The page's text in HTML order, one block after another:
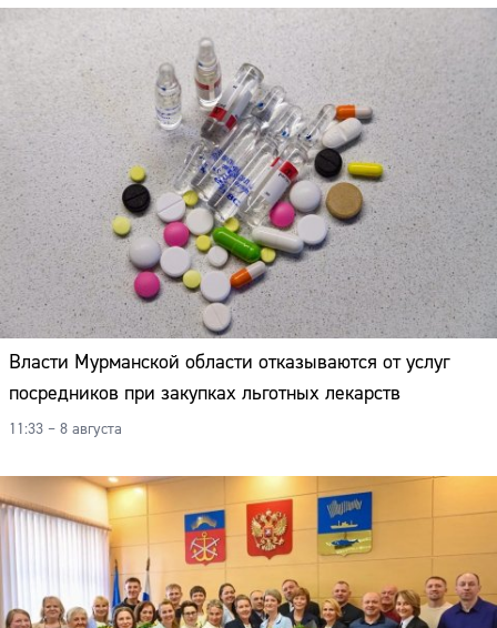
Власти Мурманской области отказываются от услуг
посредников при закупках льготных лекарств
11:33 – 8 августа